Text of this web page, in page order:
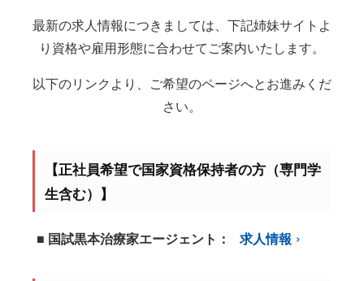
最新の求人情報につきましては、下記姉妹サイトよ
り資格や雇用形態に合わせてご案内いたします。
以下のリンクより、ご希望のページへとお進みくだ
さい。
【正社員希望で国家資格保持者の方（専門学
生含む）】
■ 国試黒本治療家エージェント： 求人情報